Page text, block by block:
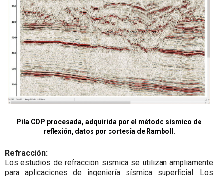
Pila CDP procesada, adquirida por el método sísmico de
reflexión, datos por cortesía de Ramboll.
Refracción:
Los estudios de refracción sísmica se utilizan ampliamente
para aplicaciones de ingeniería sísmica superficial. Los